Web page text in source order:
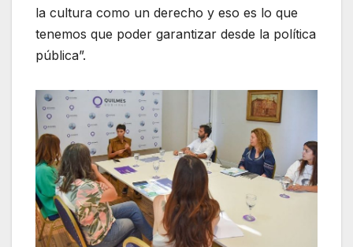
la cultura como un derecho y eso es lo que
tenemos que poder garantizar desde la política
pública”.